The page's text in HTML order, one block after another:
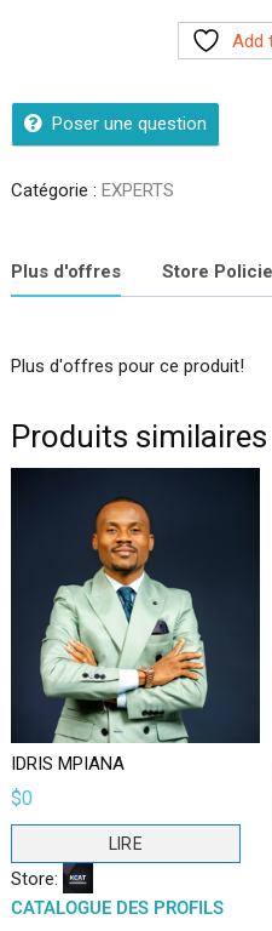
Add
Poser une question
Catégorie : EXPERTS
Plus d'offres Store
Plus d'offres pour ce produit!
Produits similaires
IDRIS MPIANA
$0
LIRE
Store:
CATALOGUE DES PROFILS